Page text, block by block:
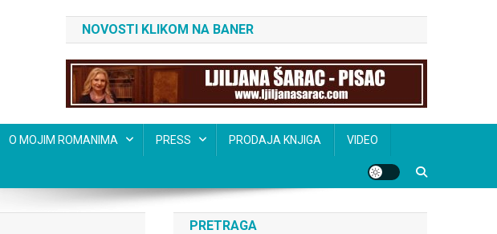
NOVOSTI KLIKOM NA BANER
O MOJIM ROMANIMA PRESS PRODAJA KNJIGA VIDEO
PRETRAGA